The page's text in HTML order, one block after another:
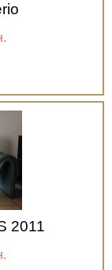
2011